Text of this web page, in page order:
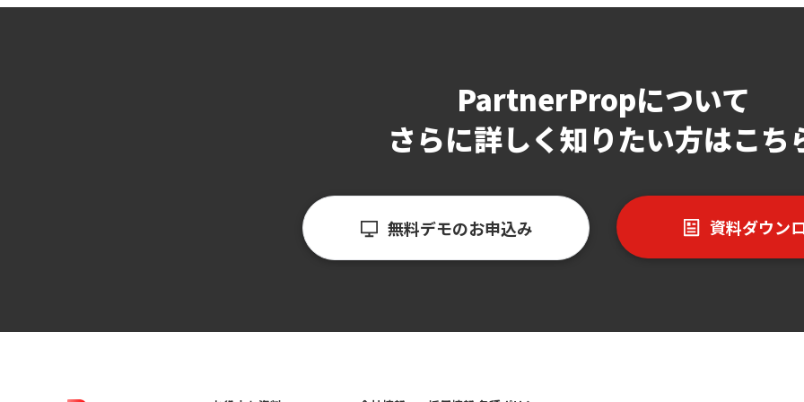
PartnerPropについて
さらに詳しく知りたい方はこち
無料デモのお申込み 資料ダウン